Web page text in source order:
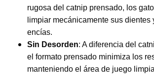
rugosa del catnip prensado, los
limpiar mecánicamente sus dientes
encías.
Sin Desorden: A diferencia del
el formato prensado minimiza los
manteniendo el área de juego